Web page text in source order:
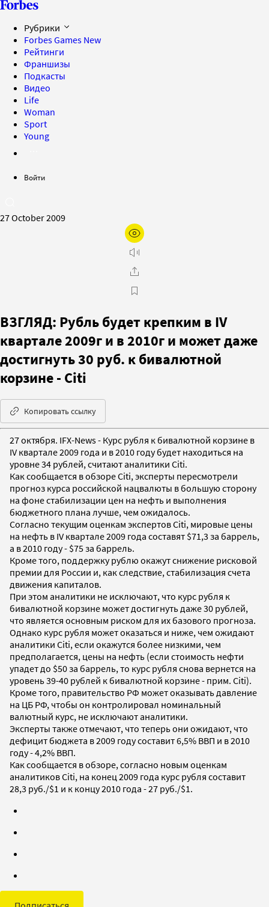
Рубрики
Forbes Games New
Рейтинги
Франшизы
Подкасты
Видео
Life
Woman
Sport
Young
Войти
27 October 2009
ВЗГЛЯД: Рубль будет крепким в IV
квартале 2009г и в 2010г и может даже
достигнуть 30 руб. к бивалютной
корзине - Citi
Копировать ссылку
27 октября. IFX-News - Курс рубля к бивалютной корзине в
IV квартале 2009 года и в 2010 году будет находиться на
уровне 34 рублей, считают аналитики Citi.
Как сообщается в обзоре Citi, эксперты пересмотрели
прогноз курса российской нацвалюты в большую сторону
на фоне стабилизации цен на нефть и выполнения
бюджетного плана лучше, чем ожидалось.
Согласно текущим оценкам экспертов Citi, мировые цены
на нефть в IV квартале 2009 года составят $71,3 за баррель,
а в 2010 году - $75 за баррель.
Кроме того, поддержку рублю окажут снижение рисковой
премии для России и, как следствие, стабилизация счета
движения капиталов.
При этом аналитики не исключают, что курс рубля к
бивалютной корзине может достигнуть даже 30 рублей,
что является основным риском для их базового прогноза.
Однако курс рубля может оказаться и ниже, чем ожидают
аналитики Citi, если окажутся более низкими, чем
предполагается, цены на нефть (если стоимость нефти
упадет до $50 за баррель, то курс рубля снова вернется на
уровень 39-40 рублей к бивалютной корзине - прим. Citi).
Кроме того, правительство РФ может оказывать давление
на ЦБ РФ, чтобы он контролировал номинальный
валютный курс, не исключают аналитики.
Эксперты также отмечают, что теперь они ожидают, что
дефицит бюджета в 2009 году составит 6,5% ВВП и в 2010
году - 4,2% ВВП.
Как сообщается в обзоре, согласно новым оценкам
аналитиков Citi, на конец 2009 года курс рубля составит
28,3 руб./$1 и к концу 2010 года - 27 руб./$1.